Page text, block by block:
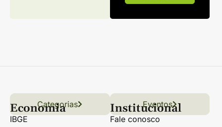
Links úteis
Conteúdo Grãos
Florestas Hortifrúti
Categorias Eventos
Economia
IBGE
Institucional
Fale conosco